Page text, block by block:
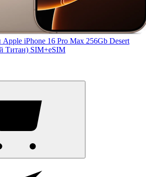
iPhone 16 Pro Max 256Gb Desert
Титан) SIM+eSIM